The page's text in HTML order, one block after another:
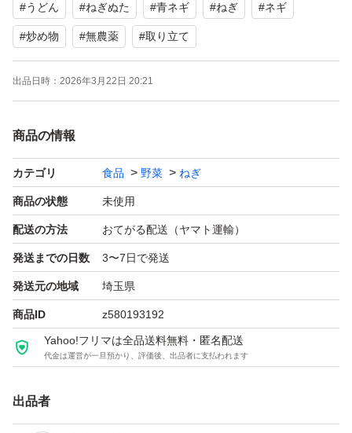
#うどん #ねぎぬた #青ネギ #ねぎ #ネギ
#炒め物 #無農薬 #取り立て
出品日時： 2026年3月22日 20:21
商品の情報
カテゴリ 食品 野菜 ねぎ
商品の状態 未使用
配送の方法 おてがる配送（ヤマト運輸）
発送までの日数 3〜7日で発送
発送元の地域 埼玉県
商品ID z580193192
Yahoo!フリマは全品送料無料・匿名配送
代金は運営が一旦預かり、評価後、出品者に支払われます
出品者